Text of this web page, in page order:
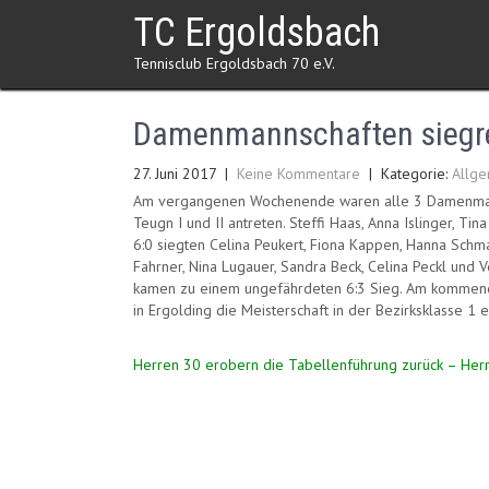
TC Ergoldsbach
Tennisclub Ergoldsbach 70 e.V.
Damenmannschaften
27. Juni 2017 | Keine Kommentare | Kategorie:
Am vergangenen Wochenende waren alle 3
Teugn I und II antreten. Steffi Haas, Anna Islinger,
6:0 siegten Celina Peukert, Fiona Kappen, Hanna
Fahrner, Nina Lugauer, Sandra Beck, Celina Peckl
kamen zu einem ungefährdeten 6:3 Sieg. Am
in Ergolding die Meisterschaft in der Bezirksklasse 1
Beitragsnavigation
Herren 30 erobern die Tabellenführung zurück –